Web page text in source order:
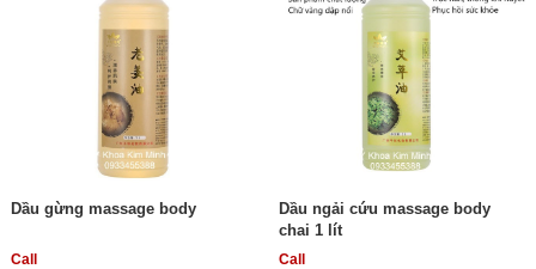
Dầu gừng massage body
Call
Dầu ngải cứu massage body
chai 1 lít
Call